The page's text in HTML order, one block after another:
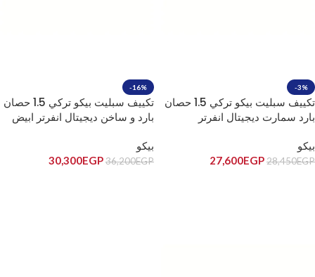
-3%
تكييف سبليت بيكو تركي 1.5 حصان
بارد سمارت ديجيتال انفرتر
بيكو
28,450EGP
27,600EGP
-16%
تكييف سبليت بيكو تركي 1.5 حصان
بارد و ساخن ديجيتال انفرتر ابيض
بيكو
36,200EGP
30,300EGP